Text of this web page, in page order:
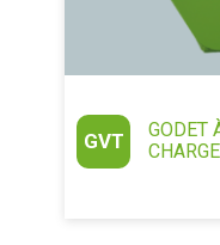
GVT
GODET